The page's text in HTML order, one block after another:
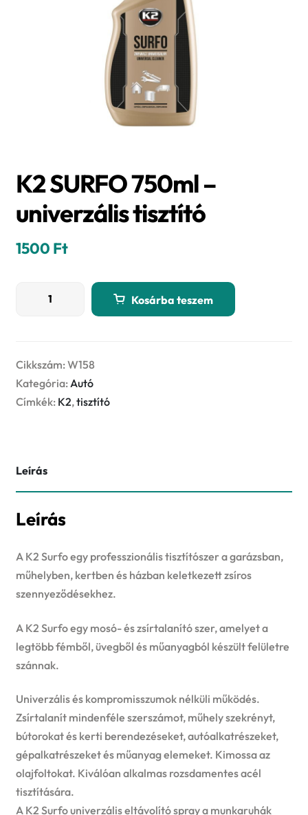
K2 SURFO 750ml –
univerzális tisztító
1500 Ft
univerzális
tisztító
mennyiség
Kosárba teszem
Cikkszám:W158
Kategória: Autó
Címkék: K2,tisztító
Leírás
Leírás
A K2 Surfo egy professzionális tisztítószer a garázsban,
műhelyben, kertben és házban keletkezett zsíros
szennyeződésekhez.
A K2 Surfo egy mosó- és zsírtalanító szer, amelyet a
legtöbb fémből, üvegből és műanyagból készült felületre
szánnak.
Univerzális és kompromisszumok nélküli működés.
Zsírtalanít mindenféle szerszámot, műhely szekrényt,
bútorokat és kerti berendezéseket, autóalkatrészeket,
gépalkatrészeket és műanyag elemeket. Kimossa az
olajfoltokat. Kiválóan alkalmas rozsdamentes acél
tisztítására.
A K2 Surfo univerzális eltávolító spray a munkaruhák